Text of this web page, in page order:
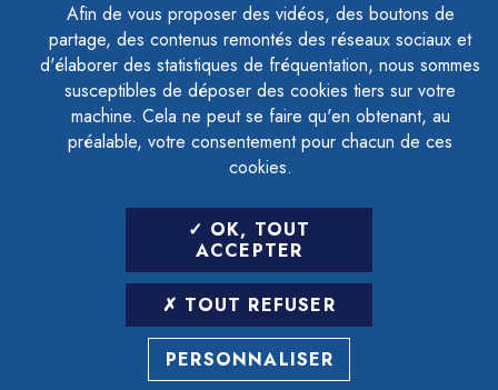
Afin de vous proposer des vidéos, des boutons de
partage, des contenus remontés des réseaux sociaux et
d'élaborer des statistiques de fréquentation, nous sommes
susceptibles de déposer des cookies tiers sur votre
machine. Cela ne peut se faire qu'en obtenant, au
préalable, votre consentement pour chacun de ces
cookies.
OK, TOUT
ACCEPTER
TOUT REFUSER
PERSONNALISER
ACCESSIBILITÉ - PARTIELLEMENT CONFORME
PLAN DU SITE
MENTIONS LÉGALES
CONTACTER LE DÉLÉGUÉ À LA PROTECTION DES DONNÉES
GESTION DES COOKIES
LETTRE D'INFORMATION
SAISIR VOTRE ADRESSE E-MAIL
POUR VOUS INSCRIRE :
ARCHIVES DÉSINSCRIPTION